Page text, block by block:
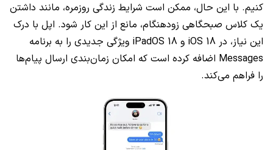
کنیم. با این حال، ممکن است شرایط زندگی روزمره، مانند داشتن
یک کلاس صبحگاهی زودهنگام، مانع از این کار شود. اپل با درک
این نیاز، در iOS 18 و iPadOS 18 ویژگی جدیدی را به برنامه
Messages اضافه کرده است که امکان زمان‌بندی ارسال پیام‌ها
را فراهم می‌کند.